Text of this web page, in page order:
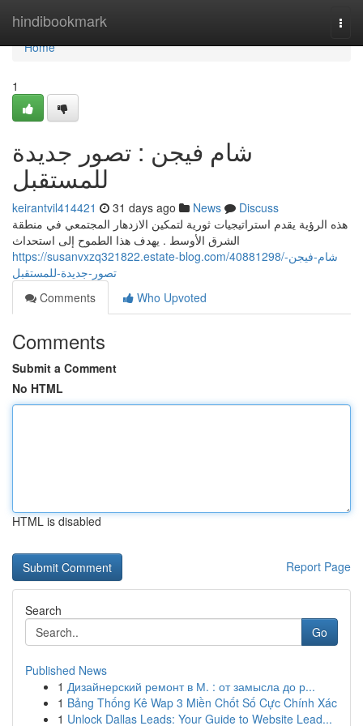
hindibookmark
Home
Home
1
شام فيجن : تصور جديدة
للمستقبل
keirantvil414421 31 days ago News
Discuss
هذه الرؤية يقدم استراتيجيات ثورية لتمكين الازدهار المجتمعي في منطقة
الشرق الأوسط . يهدف هذا الطموح إلى استحداث
https://susanvxzq321822.estate-blog.com/40881298/شام-فيجن-
تصور-جديدة-للمستقبل
Comments
Who Upvoted
Comments
Submit a Comment
No HTML
HTML is disabled
Report Page
Search
Go
Published News
1 Дизайнерский ремонт в М. : от замысла до р...
1 Bảng Thống Kê Wap 3 Miền Chốt Số Cực Chính Xác
1 Unlock Dallas Leads: Your Guide to Website Lead...